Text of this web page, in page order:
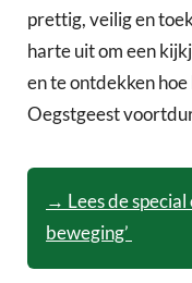
prettig, veilig en
harte uit om een
en te ontdekken
Oegstgeest
→ Lees de
beweging’